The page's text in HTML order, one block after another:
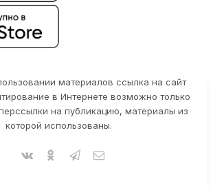
материалов ссылка на сайт
в Интернете возможно только
на публикацию, материалы из
которой использованы.